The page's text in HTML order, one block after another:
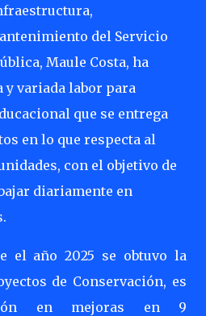
del Servicio
Maule Costa, ha
y variada labor para
que se entrega
en lo que respecta al
con el objetivo de
diariamente en
el año 2025 se obtuvo la
de Conservación, es
en mejoras en 9